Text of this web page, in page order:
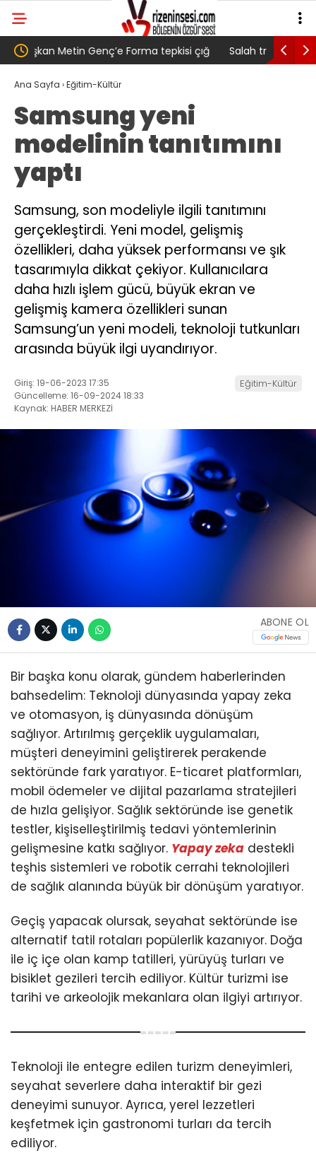
Salah transferi sonrası 6661 forma alan
belediye başkanına ‘Kimin parasıyla’ sorusu
Pazarlı
Ana Sayfa ›Eğitim-Kültür
Samsung yeni
modelinin tanıtımını
yaptı
Samsung, son modeliyle ilgili tanıtımını
gerçekleştirdi. Yeni model, gelişmiş
özellikleri, daha yüksek performansı ve şık
tasarımıyla dikkat çekiyor. Kullanıcılara
daha hızlı işlem gücü, büyük ekran ve
gelişmiş kamera özellikleri sunan
Samsung’un yeni modeli, teknoloji tutkunları
arasında büyük ilgi uyandırıyor.
Giriş: 19-06-2023 17:35
Güncelleme: 16-09-2024 18:33
Kaynak: HABER MERKEZİ
Eğitim-Kültür
ABONE OL
Bir başka konu olarak, gündem haberlerinden
bahsedelim: Teknoloji dünyasında yapay zeka
ve otomasyon, iş dünyasında dönüşüm
sağlıyor. Artırılmış gerçeklik uygulamaları,
müşteri deneyimini geliştirerek perakende
sektöründe fark yaratıyor. E-ticaret platformları,
mobil ödemeler ve dijital pazarlama stratejileri
de hızla gelişiyor. Sağlık sektöründe ise genetik
testler, kişiselleştirilmiş tedavi yöntemlerinin
gelişmesine katkı sağlıyor. Yapay zeka destekli
teşhis sistemleri ve robotik cerrahi teknolojileri
de sağlık alanında büyük bir dönüşüm yaratıyor.
Geçiş yapacak olursak, seyahat sektöründe ise
alternatif tatil rotaları popülerlik kazanıyor. Doğa
ile iç içe olan kamp tatilleri, yürüyüş turları ve
bisiklet gezileri tercih ediliyor. Kültür turizmi ise
tarihi ve arkeolojik mekanlara olan ilgiyi artırıyor.
Teknoloji ile entegre edilen turizm deneyimleri,
seyahat severlere daha interaktif bir gezi
deneyimi sunuyor. Ayrıca, yerel lezzetleri
keşfetmek için gastronomi turları da tercih
ediliyor.